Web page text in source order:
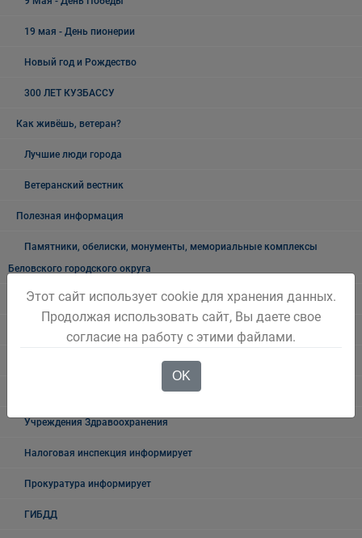
19 мая - День пионерии
Новый год и Рождество
300 ЛЕТ КУЗБАССУ
Как живёшь, ветеран?
Лучшие люди города
Ветеранский вестник
Полезная информация
Памятники, обелиски, монументы, мемориальные комплексы
Беловского городского округа
Объявления
Государственные органы и службы информируют
Учреждения Здравоохранения
Налоговая инспекция информирует
Прокуратура информирует
ГИБДД
Этот сайт использует cookie для хранения данных.
Продолжая использовать сайт, Вы даете свое
согласие на работу с этими файлами.
OK